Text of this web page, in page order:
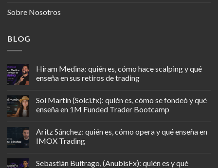
Sobre Nosotros
BLOG
Hiram Medina: quién es, cómo hace scalping y qué
enseña en sus retiros de trading
Sol Martin (Solci.fx): quién es, cómo se fondeó y qué
enseña en 1M Funded Trader Bootcamp
Aritz Sánchez: quién es, cómo opera y qué enseña en
IMOX Trading
Sebastián Buitrago, (AnubisFx): quién es y qué